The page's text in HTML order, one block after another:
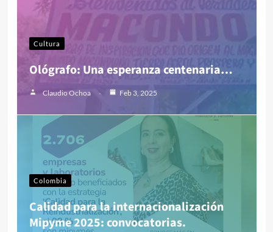
Cultura
Ológrafo: Una esperanza centenaria…
Claudio Ochoa Feb 3, 2025
Colombia
Calidad para la internacionalización
Mipyme 2025: convocatorias.